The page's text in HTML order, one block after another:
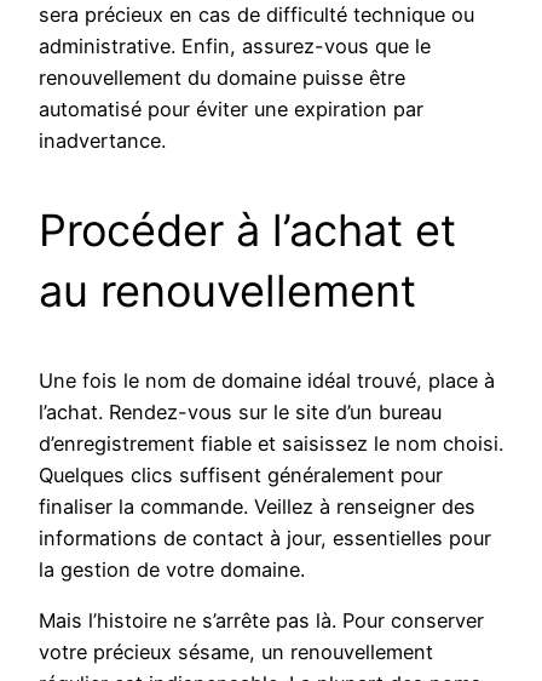
sera précieux en cas de difficulté technique ou
administrative. Enfin, assurez-vous que le
renouvellement du domaine puisse être
automatisé pour éviter une expiration par
inadvertance.
Procéder à l’achat et
au renouvellement
Une fois le nom de domaine idéal trouvé, place à
l’achat. Rendez-vous sur le site d’un bureau
d’enregistrement fiable et saisissez le nom choisi.
Quelques clics suffisent généralement pour
finaliser la commande. Veillez à renseigner des
informations de contact à jour, essentielles pour
la gestion de votre domaine.
Mais l’histoire ne s’arrête pas là. Pour conserver
votre précieux sésame, un renouvellement